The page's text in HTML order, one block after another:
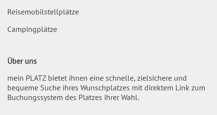
Reisemobilstellplätze
Campingplätze
Über uns
mein PLATZ bietet ihnen eine schnelle, zielsichere und
bequeme Suche ihres Wunschplatzes mit direktem Link zum
Buchungssystem des Platzes ihrer Wahl.